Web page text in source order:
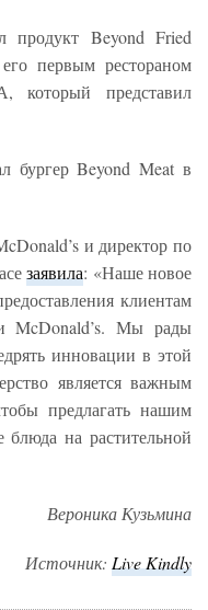
продукт Beyond Fried
первым рестораном
который представил
бургер Beyond Meat в
и директор по
заявила: «Наше новое
клиентам
McDonald’s. Мы рады
инновации в этой
является важным
предлагать нашим
на растительной
Вероника Кузьмина
Источник: Live Kindly